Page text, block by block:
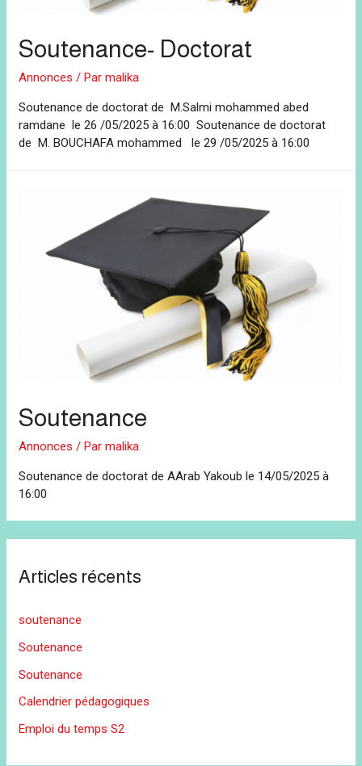
Soutenance- Doctorat
Annonces / Parmalika
Soutenance de doctorat de M.Salmi mohammed abed
ramdane le 26 /05/2025 à 16:00 Soutenance de doctorat
de M. BOUCHAFA mohammed le 29 /05/2025 à 16:00
Soutenance
Annonces / Parmalika
Soutenance de doctorat de AArab Yakoub le 14/05/2025 à
16:00
Articles récents
soutenance
Soutenance
Soutenance
Calendrier pédagogiques
Emploi du temps S2